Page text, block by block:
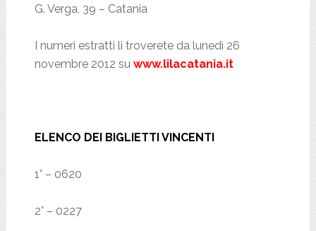
G. Verga, 39 – Catania
I numeri estratti li troverete da lunedì 26
novembre 2012 su www.lilacatania.it
ELENCO DEI BIGLIETTI VINCENTI
1° – 0620
2° – 0227